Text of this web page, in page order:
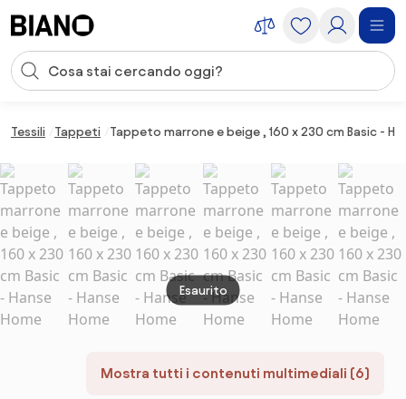
Input della ricerca
Tessili Tappeti Tappeto marrone e beige , 160 x 230 cm Basic -
Mostra tutti i contenuti multimediali (6)
Esaurito